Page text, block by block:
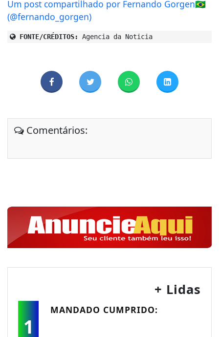
Um post compartilhado por Fernando Gorgen🇧🇷
(@fernando_gorgen)
FONTE/CRÉDITOS: Agencia da Noticia
Comentários:
+ Lidas
1
MANDADO CUMPRIDO: